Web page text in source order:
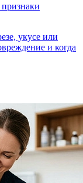
укусе или
и когда